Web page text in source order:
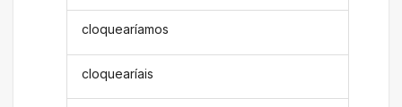
cloquearíamos
cloquearíais